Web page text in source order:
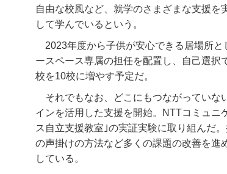
自由な校風など、就学のさまざまな支援
して学んでいるという。
2023年度から子供が安心できる居場所
ースペース専属の担任を配置し、自己選択
校を10校に増やす予定だ。
それでもなお、どこにもつながっていな
インを活用した支援を開始。NTTコミュニ
ス自立支援教室｣の実証実験に取り組んだ
の声掛けの方法など多くの課題の改善を進
している。